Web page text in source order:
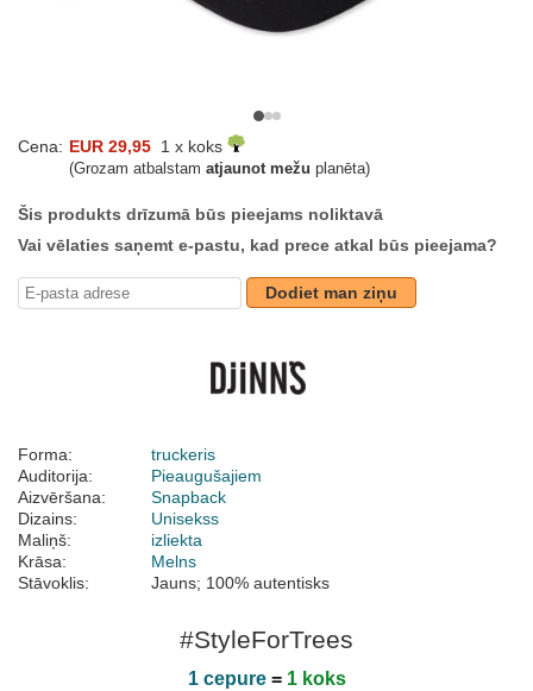
Cena: EUR 29,95 1 x koks
(Grozam atbalstam atjaunot mežu planēta)
Šis produkts drīzumā būs pieejams noliktavā
Vai vēlaties saņemt e-pastu, kad prece atkal būs pieejama?
Dodiet man ziņu
Forma:
truckeris
Auditorija:
Pieaugušajiem
Aizvēršana:
Snapback
Dizains:
Unisekss
Maliņš:
izliekta
Krāsa:
Melns
Stāvoklis:
Jauns; 100% autentisks
#StyleForTrees
1 cepure= 1 koks